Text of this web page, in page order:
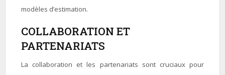
modèles d’estimation.
COLLABORATION ET
PARTENARIATS
La collaboration et les partenariats sont cruciaux pour